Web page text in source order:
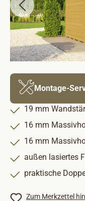
Montage-
19 mm
16 mm
16 mm
außen lasiertes
praktische
Zum Merkzettel